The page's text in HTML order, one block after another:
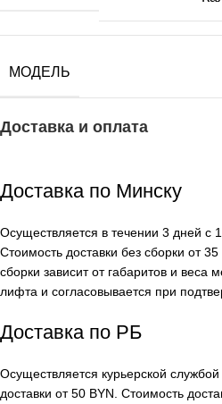
МОДЕЛЬ
Доставка и оплата
Доставка по Минску
Осуществляется в течении 3 дней с
Стоимость доставки без сборки от
сборки зависит от габаритов и веса
лифта и согласовывается при
Доставка по РБ
Осуществляется курьерской
доставки от 50 BYN. Стоимость